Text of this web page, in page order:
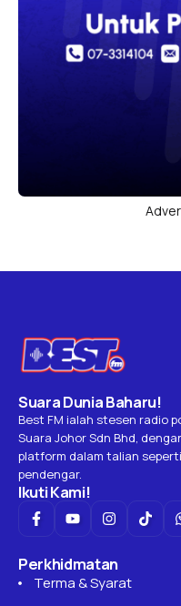
Suara Dunia Baharu!
Best FM ialah stesen radio
Suara Johor Sdn Bhd,
platform dalam talian
pendengar.
Ikuti Kami!
Perkhidmatan
Terma & Syarat